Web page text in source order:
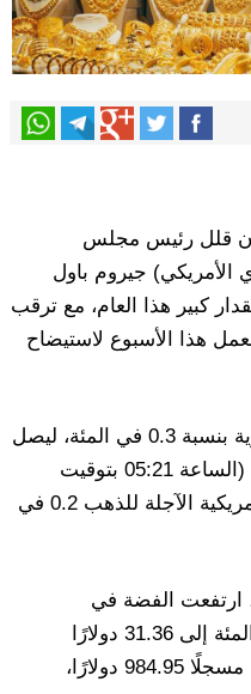
أن قلل رئيس مجلس
الأمريكي) جيروم باول
كبير هذا العام، مع ترقب
هذا الأسبوع لاستيضاح
وصعد الذهب في المعاملات الفورية بنسبة 0.3 في المئة، ليصل
إلى 2641.33 دولارًا للأوقية بحلول (الساعة 05:21 بتوقيت
جرينتش)، فيما ارتفعت العقود الأمريكية الآجلة للذهب 0.2 في
ارتفعت الفضة في
المعاملات الفورية بنسبة 0.7 في المئة إلى 31.36 دولارًا
للأوقية، وزاد البلاتين 0.9 في المئة مسجلًا 984.95 دولارًا،